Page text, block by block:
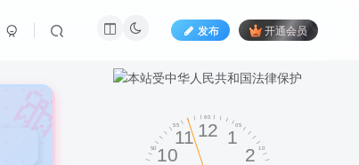
发布 开通会员
🎀